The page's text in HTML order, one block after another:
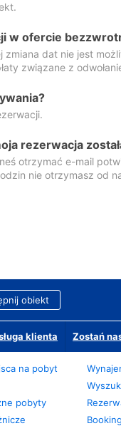
w ofercie
dat nie jest
związane z
rezerwacja
otrzymać e-mail
nie otrzymasz od
obiekt
klienta Zostań
na pobyt
pobyty